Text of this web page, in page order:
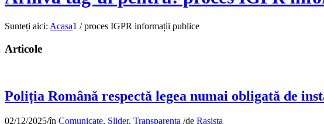
Sunteți aici: Acasa1 / proces IGPR informații publice
Articole
Poliția Română respectă legea numai obligată de
02/12/2025/în Comunicate, Slider, Transparenta /de Rasista